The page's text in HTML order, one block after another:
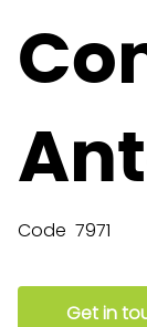
Code 7971
Get in